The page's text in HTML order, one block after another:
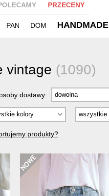
PRZECENY
PAN DOM HANDMADE
vintage (1090)
dostawy:
produkty?